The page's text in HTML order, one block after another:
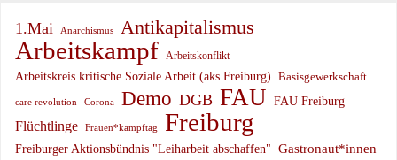
1.Mai Anarchismus Antikapitalismus
Arbeitskampf Arbeitskonflikt
Arbeitskreis kritische Soziale Arbeit (aks Freiburg) Basisgewerkschaft
care revolution Corona Demo DGB FAU FAU Freiburg
Flüchtlinge Frauen*kampftag Freiburg
Freiburger Aktionsbündnis "Leiharbeit abschaffen" Gastronaut*innen